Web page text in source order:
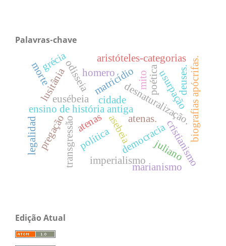
Palavras-chave
democracia
atenas
política
ensino de história antigadesnaturalização.
eusébeia
asebeia
transgressão
matricídio
atenas.
homero
odisseia poética biografias apócrifas.
aristóteles-categorias
imperialismo
lusitânia
cristianismo
pregação
usurpação
cidade
juliano
marianismo
mito
legalidad
grécia
morte deuses.
Edição Atual